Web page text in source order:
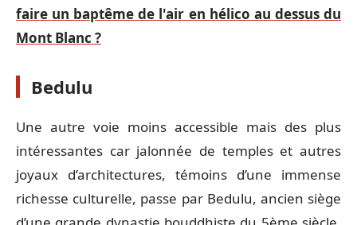
faire un baptême de l'air en hélico au dessus du
Mont Blanc ?
Bedulu
Une autre voie moins accessible mais des plus
intéressantes car jalonnée de temples et autres
joyaux d’architectures, témoins d’une immense
richesse culturelle, passe par Bedulu, ancien siège